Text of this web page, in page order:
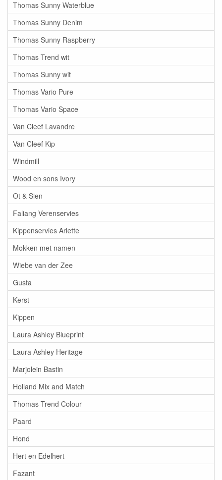
Thomas Sunny Waterblue
Thomas Sunny Denim
Thomas Sunny Raspberry
Thomas Trend wit
Thomas Sunny wit
Thomas Vario Pure
Thomas Vario Space
Van Cleef Lavandre
Van Cleef Kip
Windmill
Wood en sons Ivory
Ot & Sien
Faliang Verenservies
Kippenservies Arlette
Mokken met namen
Wiebe van der Zee
Gusta
Kerst
Kippen
Laura Ashley Blueprint
Laura Ashley Heritage
Marjolein Bastin
Holland Mix and Match
Thomas Trend Colour
Paard
Hond
Hert en Edelhert
Fazant